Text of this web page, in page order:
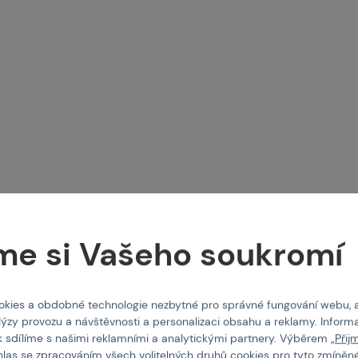
židlička
Kč
GRINDS kávové sáčky, 25mg -
šnek
259 Kč
si Vašeho soukromí
a obdobné technologie nezbytné pro správné fungování webu,
provozu a návštěvnosti a personalizaci obsahu a reklamy.
sdílíme s našimi reklamními a analytickými partnery. Výběrem „
se zpracováním všech volitelných druhů cookies pro tyto